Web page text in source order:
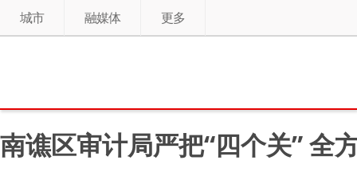
城市 融媒体 更多
南谯区审计局严把“四个关” 全